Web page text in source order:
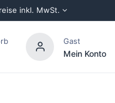
inkl. MwSt.
Gast
Mein Konto